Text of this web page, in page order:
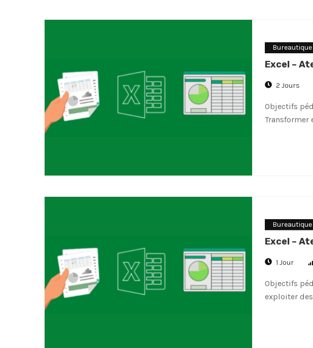
Bureautique
Excel –
2 Jours
Objectifs
Transformer
Bureautique
Excel –
1 Jour
Objectifs
exploiter